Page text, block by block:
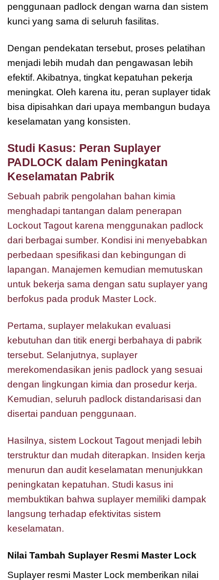
penggunaan padlock dengan warna dan sistem
kunci yang sama di seluruh fasilitas.
Dengan pendekatan tersebut, proses pelatihan
menjadi lebih mudah dan pengawasan lebih
efektif. Akibatnya, tingkat kepatuhan pekerja
meningkat. Oleh karena itu, peran suplayer tidak
bisa dipisahkan dari upaya membangun budaya
keselamatan yang konsisten.
Studi Kasus: Peran Suplayer
PADLOCK dalam Peningkatan
Keselamatan Pabrik
Sebuah pabrik pengolahan bahan kimia
menghadapi tantangan dalam penerapan
Lockout Tagout karena menggunakan padlock
dari berbagai sumber. Kondisi ini menyebabkan
perbedaan spesifikasi dan kebingungan di
lapangan. Manajemen kemudian memutuskan
untuk bekerja sama dengan satu suplayer yang
berfokus pada produk Master Lock.
Pertama, suplayer melakukan evaluasi
kebutuhan dan titik energi berbahaya di pabrik
tersebut. Selanjutnya, suplayer
merekomendasikan jenis padlock yang sesuai
dengan lingkungan kimia dan prosedur kerja.
Kemudian, seluruh padlock distandarisasi dan
disertai panduan penggunaan.
Hasilnya, sistem Lockout Tagout menjadi lebih
terstruktur dan mudah diterapkan. Insiden kerja
menurun dan audit keselamatan menunjukkan
peningkatan kepatuhan. Studi kasus ini
membuktikan bahwa suplayer memiliki dampak
langsung terhadap efektivitas sistem
keselamatan.
Nilai Tambah Suplayer Resmi Master Lock
Suplayer resmi Master Lock memberikan nilai